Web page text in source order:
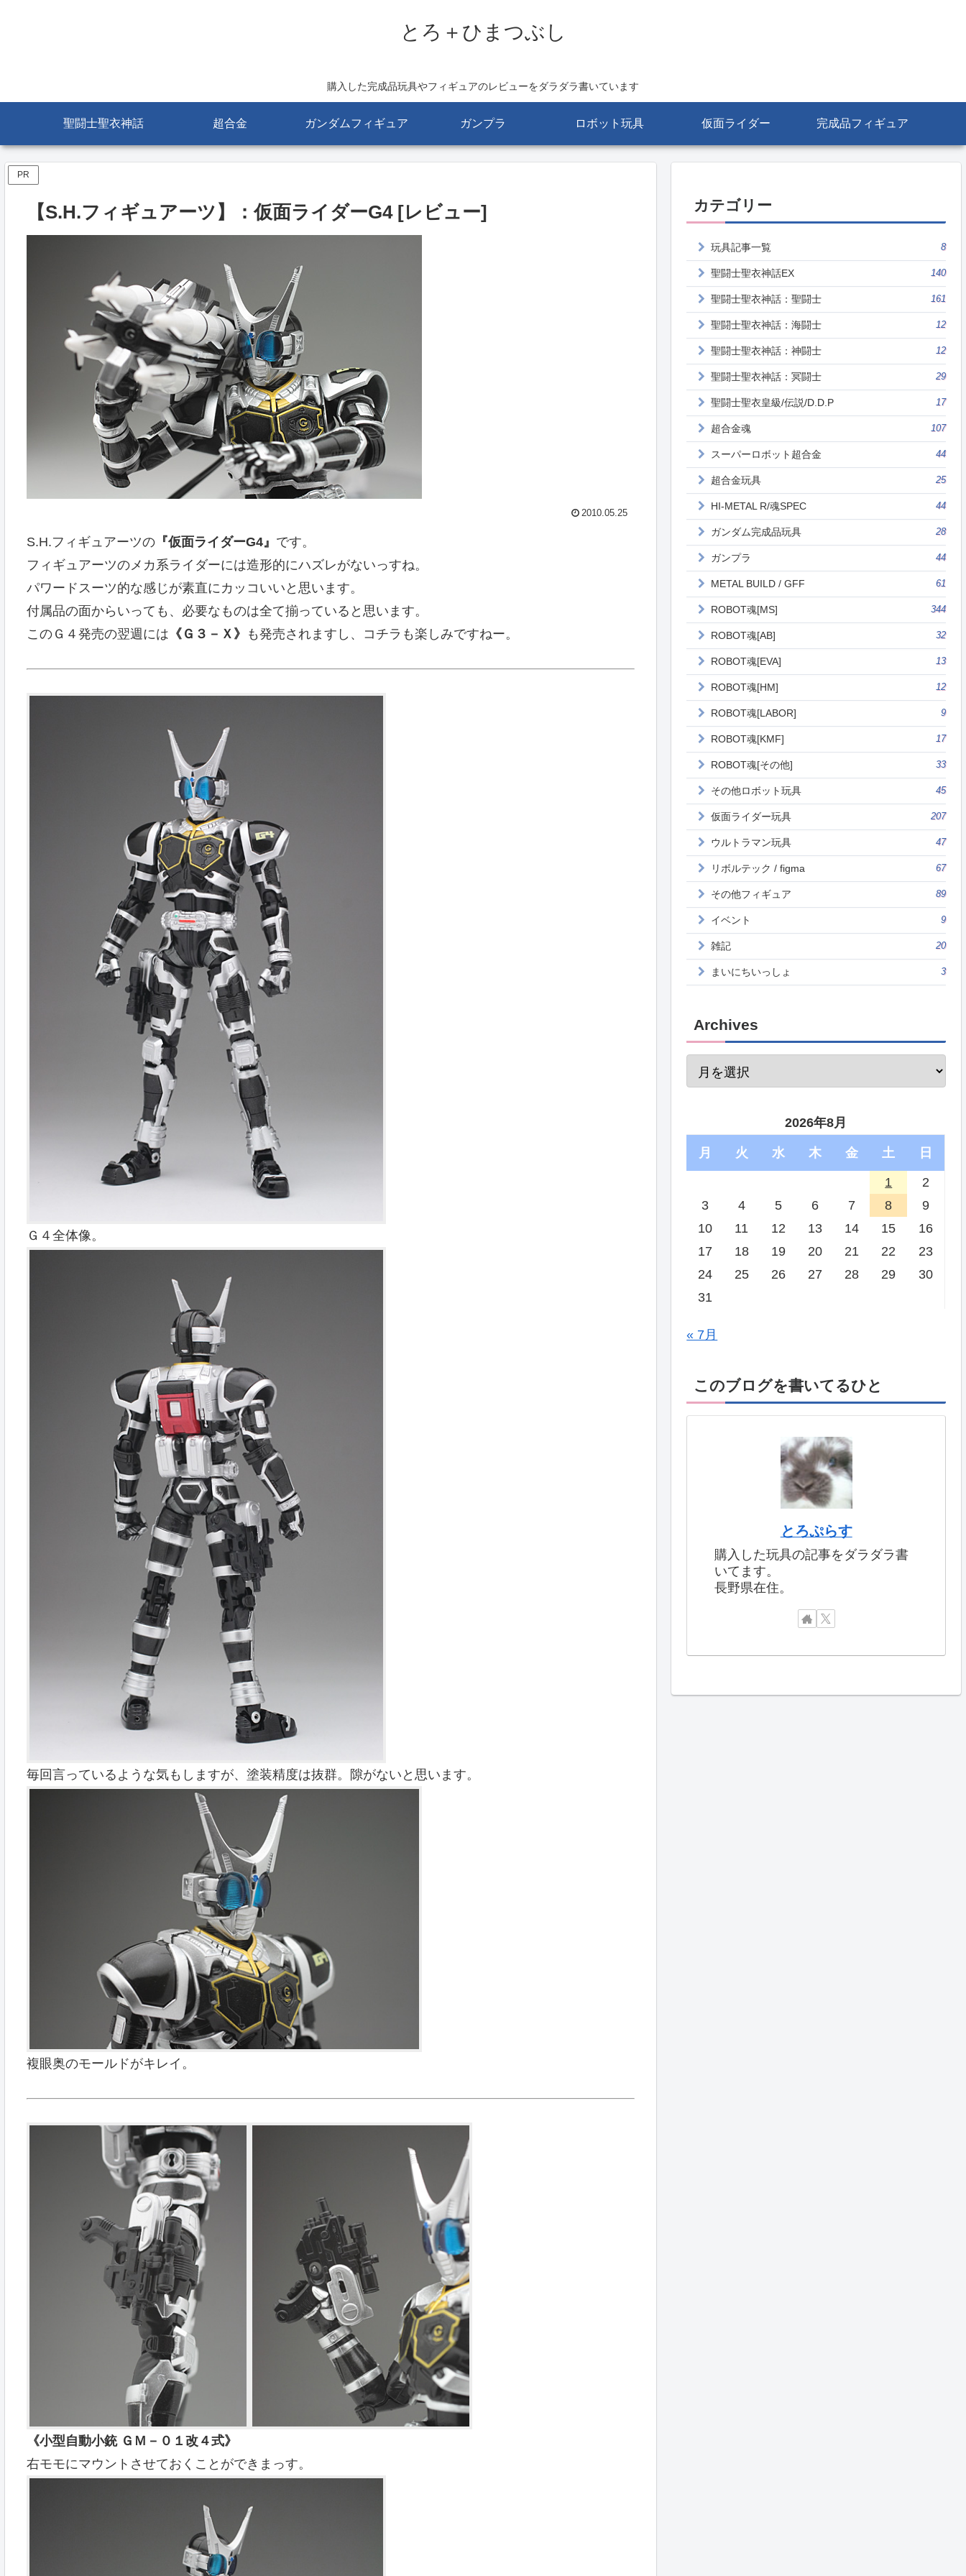
とろ＋ひまつぶし
購入した完成品玩具やフィギュアのレビューをダラダラ書いています
聖闘士聖衣神話 超合金 ガンダムフィギュア ガンプラ ロボット玩具 仮面ライダー 完成品フィギュア
PR
【S.H.フィギュアーツ】：仮面ライダーG4 [レビュー]
2010.05.25
S.H.フィギュアーツの『仮面ライダーG4』 です。
フィギュアーツのメカ系ライダーには造形的にハズレがないっすね。
パワードスーツ的な感じが素直にカッコいいと思います。
付属品の面からいっても、必要なものは全て揃っていると思います。
このＧ４発売の翌週には 《Ｇ３－Ｘ》 も発売されますし、コチラも楽しみですねー。
Ｇ４全体像。
毎回言っているような気もしますが、塗装精度は抜群。隙がないと思います。
複眼奥のモールドがキレイ。
《小型自動小銃 ＧＭ－０１改４式》
右モモにマウントさせておくことができまっす。
カテゴリー
玩具記事一覧 8
聖闘士聖衣神話EX 140
聖闘士聖衣神話：聖闘士 161
聖闘士聖衣神話：海闘士 12
聖闘士聖衣神話：神闘士 12
聖闘士聖衣神話：冥闘士 29
聖闘士聖衣皇級/伝説/D.D.P 17
超合金魂 107
スーパーロボット超合金 44
超合金玩具 25
HI-METAL R/魂SPEC 44
ガンダム完成品玩具 28
ガンプラ 44
METAL BUILD / GFF 61
ROBOT魂[MS] 344
ROBOT魂[AB] 32
ROBOT魂[EVA] 13
ROBOT魂[HM] 12
ROBOT魂[LABOR] 9
ROBOT魂[KMF] 17
ROBOT魂[その他] 33
その他ロボット玩具 45
仮面ライダー玩具 207
ウルトラマン玩具 47
リボルテック / figma 67
その他フィギュア 89
イベント 9
雑記 20
まいにちいっしょ 3
Archives
2026年8月
月 火 水 木 金 土 日
1
2
3
4 5 6 7 8
9
10
11 12 13 14 15
16
17
18 19 20 21 22
23
24
25 26 27 28 29
30
31
« 7月
このブログを書いてるひと
とろぷらす
購入した玩具の記事をダラダラ書
いてます。
長野県在住。